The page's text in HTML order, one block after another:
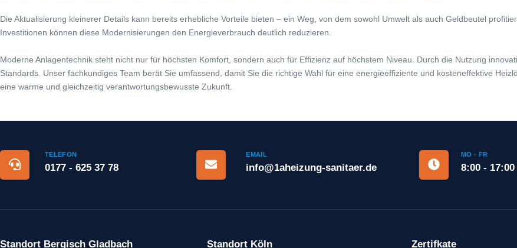
Die Aktualisierung kleinerer Details kann bereits erhebliche Vorteile bieten – ein Weg, von dem sowohl Umwelt als auch Geldbeutel
Investitionen können diese Modernisierungen den Energieverbrauch deutlich reduzieren.
Moderne Anlagentechnik steht nicht nur für höchsten Komfort, sondern auch für Effizienz auf höchstem Niveau. Durch die Nutzung
Standards. Unser fachkundiges Team berät Sie umfassend, damit Sie die richtige Wahl für eine energieeffiziente und kosteneffektive
eine warme und gleichzeitig verantwortungsbewusste Zukunft.
TELEFON
0177 - 625 37 78
EMAIL
info@1aheizung-sanitaer.de
MO - FR
8:00 -
Standort Bergisch Gladbach Standort Köln Zertifkate